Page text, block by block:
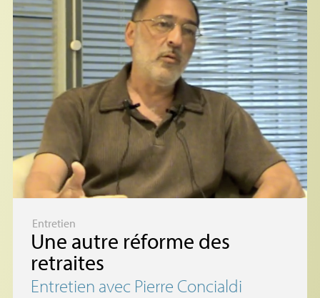
Entretien
Une autre réforme des
retraites
Entretien avec Pierre Concialdi